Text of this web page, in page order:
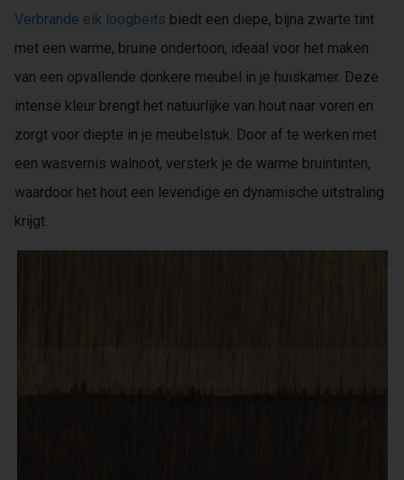
Verbrande eik loogbeits biedt een diepe, bijna zwarte tint
met een warme, bruine ondertoon, ideaal voor het maken
van een opvallende donkere meubel in je huiskamer. Deze
intense kleur brengt het natuurlijke van hout naar voren en
zorgt voor diepte in je meubelstuk. Door af te werken met
een wasvernis walnoot, versterk je de warme bruintinten,
waardoor het hout een levendige en dynamische uitstraling
krijgt.